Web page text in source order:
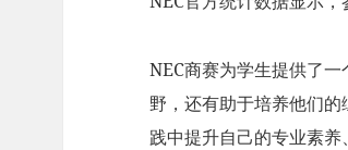
NEC商赛为学生提供了
野，还有助于培养他们
践中提升自己的专业素